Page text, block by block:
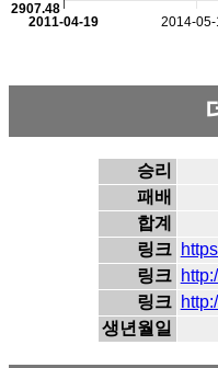
2014-
2011-04-19
2907.48
승리
패배
합계
링크
링크
링크
생년월일